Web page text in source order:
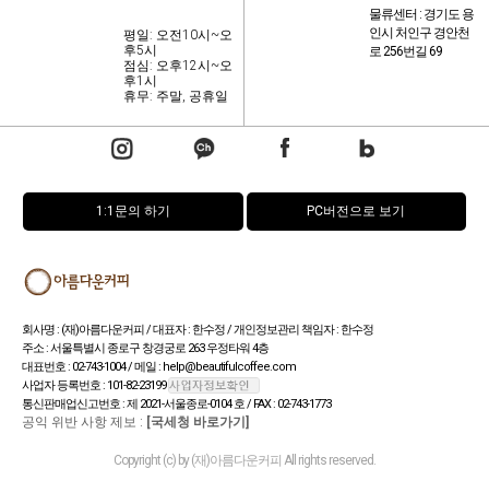
평일: 오전10시~오
후5시
점심: 오후12시~오
후1시
휴무: 주말, 공휴일
물류센터 : 경기도 용
인시 처인구 경안천
로 256번길 69
1:1문의 하기 PC버전으로 보기
회사명 : (재)아름다운커피 / 대표자 : 한수정 / 개인정보관리 책임자 : 한수정
주소 : 서울특별시 종로구 창경궁로 263 우정타워 4층
대표번호 : 02-743-1004 / 메일 : help@beautifulcoffee.com
사업자 등록번호 : 101-82-23199
통신판매업신고번호 : 제 2021-서울종로-0104 호 / FAX : 02-743-1773
공익 위반 사항 제보 : [국세청 바로가기]
Copyright (c) by (재)아름다운커피 All rights reserved.